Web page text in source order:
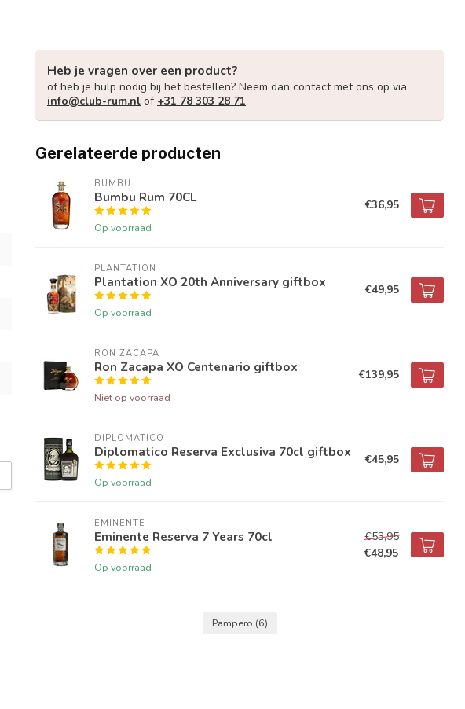
Heb je vragen over een product?
of heb je hulp nodig bij het bestellen? Neem dan contact met ons op via
info@club-rum.nl of +31 78 303 28 71.
Gerelateerde producten
BUMBU
Bumbu Rum 70CL
Op voorraad
€36,95
PLANTATION
Plantation XO 20th Anniversary giftbox
Op voorraad
€49,95
RON ZACAPA
Ron Zacapa XO Centenario giftbox
Niet op voorraad
€139,95
DIPLOMATICO
Diplomatico Reserva Exclusiva 70cl giftbox
Op voorraad
€45,95
EMINENTE
Eminente Reserva 7 Years 70cl
Op voorraad
€53,95
€48,95
Pampero (6)